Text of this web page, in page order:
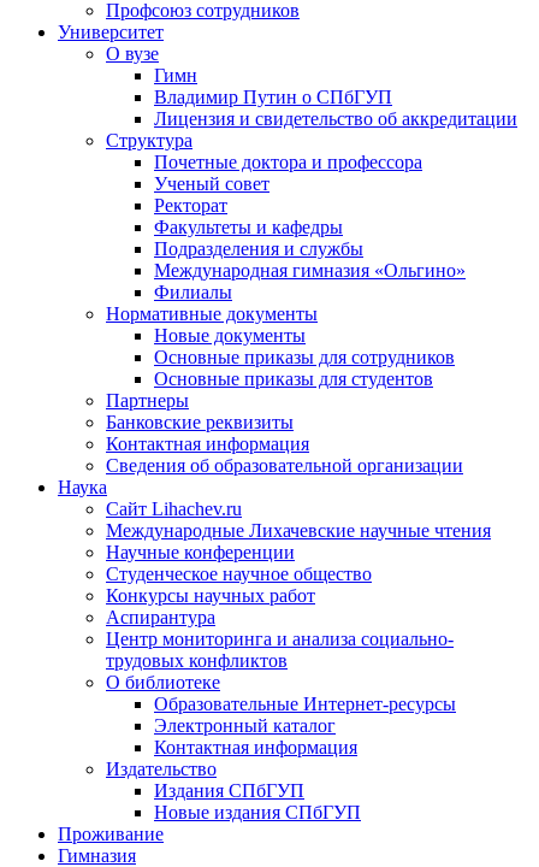
Профсоюз сотрудников
Университет
О вузе
Гимн
Владимир Путин о СПбГУП
Лицензия и свидетельство об аккредитации
Структура
Почетные доктора и профессора
Ученый совет
Ректорат
Факультеты и кафедры
Подразделения и службы
Международная гимназия «Ольгино»
Филиалы
Нормативные документы
Новые документы
Основные приказы для сотрудников
Основные приказы для студентов
Партнеры
Банковские реквизиты
Контактная информация
Сведения об образовательной организации
Наука
Сайт Lihachev.ru
Международные Лихачевские научные чтения
Научные конференции
Студенческое научное общество
Конкурсы научных работ
Аспирантура
Центр мониторинга и анализа социально-
трудовых конфликтов
О библиотеке
Образовательные Интернет-ресурсы
Электронный каталог
Контактная информация
Издательство
Издания СПбГУП
Новые издания СПбГУП
Проживание
Гимназия